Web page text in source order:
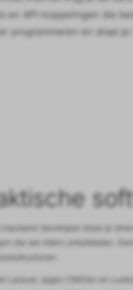
en API-koppelingen die
programmeren en draai je
backend developer draai je
die we intern ontwikkelen.
Laravel, eigen CMS’en en